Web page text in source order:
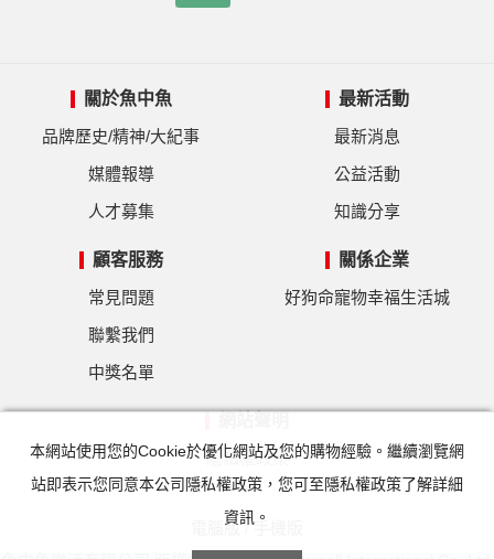
關於魚中魚
品牌歷史/精神/大紀事
媒體報導
人才募集
最新活動
最新消息
公益活動
知識分享
顧客服務
常見問題
聯繫我們
中獎名單
關係企業
好狗命寵物幸福生活城
隱私權政策
電腦版/手機版
本網站使用您的Cookie於優化網站及您的購物經驗。繼續瀏覽網
站即表示您同意本公司隱私權政策，您可至隱私權政策了解詳細
資訊。